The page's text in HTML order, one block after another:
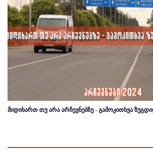
მიდიხართ თუ არა არჩევნებზე - გამოკითხვა